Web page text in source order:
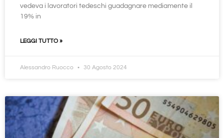
vedeva i lavoratori tedeschi guadagnare mediamente il
19% in
LEGGI TUTTO »
Alessandro Ruocco 30 Agosto 2024